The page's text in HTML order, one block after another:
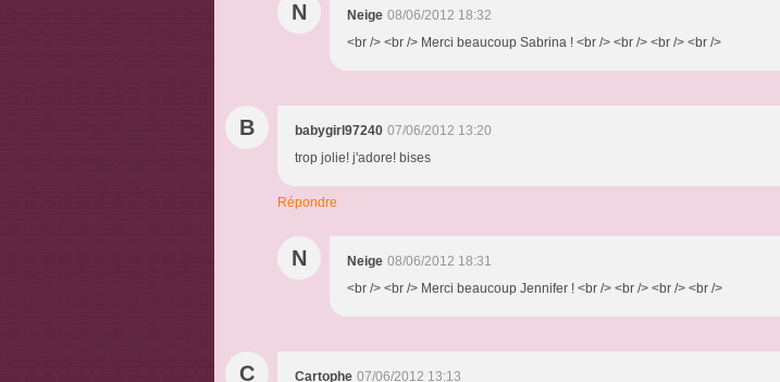
N Neige 08/06/2012 18:32
<br /> <br /> Merci beaucoup Sabrina ! <br /> <br /> <br /> <br />
B babygirl97240 07/06/2012 13:20
trop jolie! j'adore! bises
Répondre
N Neige 08/06/2012 18:31
<br /> <br /> Merci beaucoup Jennifer ! <br /> <br /> <br /> <br />
C Cartophe 07/06/2012 13:13